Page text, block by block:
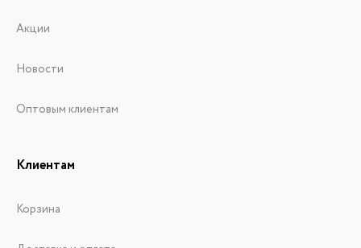
Акции
Новости
Оптовым клиентам
Клиентам
Корзина